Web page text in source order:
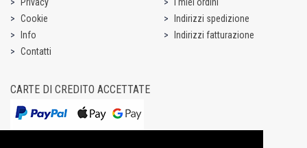
Cookie
Info
Contatti
Indirizzi spedizione
Indirizzi fatturazione
CARTE DI CREDITO ACCETTATE